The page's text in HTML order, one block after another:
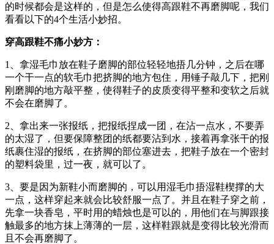
的时候都会是这样的，但是怎么使得高跟鞋不再磨脚呢，我们
看看以下的4个生活小妙招。
穿高跟鞋不痛小妙方：
1、拿湿毛巾放在鞋子磨脚的部位轻轻地捂几分钟，之后在哪
一个干一点的软毛巾把挤脚的地方包住，用锤子敲几下，把刚
刚磨脚的地方敲平整，使得鞋子的皮质变得平整和变软之后就
不会在磨脚了。
2、拿出来一张报纸，把报纸捏成一团，在沾一点水，不要弄
的太湿了，但要保障整团的纸都要沾到水，接着再拿张干的报
纸裹住湿的报纸，在挤脚的部位塞进去，把鞋子放在一个密封
的塑料袋里，过一夜，就可以了。
3、要是因为新鞋小而磨脚的，可以用湿毛巾捂湿鞋楔撑的大
一点，这样穿起来就会比较舒服一点了。并且在鞋子穿之前，
先拿一块香皂，平时用的蜡烛也是可以的，用他们在与脚跟接
触最多的地方抹上薄薄的一层，这样鞋跟就是变得比较光滑而
且不会再磨脚了。